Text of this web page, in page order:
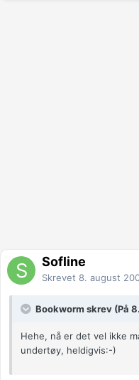
Sofline
Skrevet 8. august
Bookworm skrev (På
Hehe, nå er det vel ikke
undertøy, heldigvis:-)